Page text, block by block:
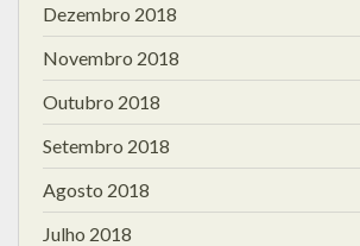
Dezembro 2018
Novembro 2018
Outubro 2018
Setembro 2018
Agosto 2018
Julho 2018